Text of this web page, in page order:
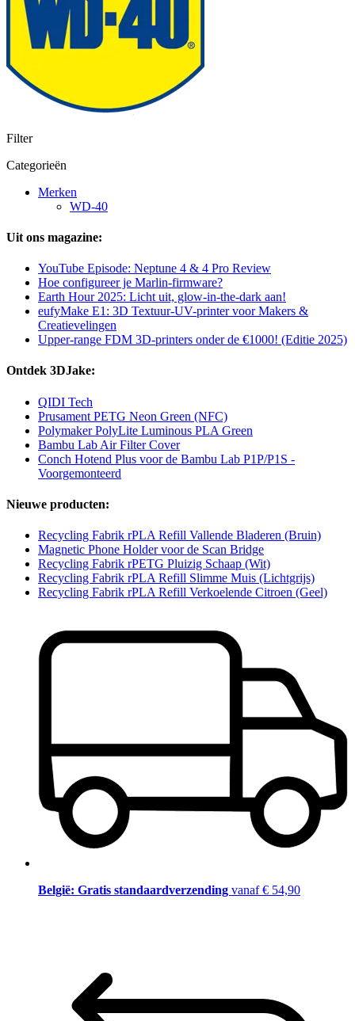
Filter
Categorieën
Merken
WD-40
Uit ons magazine:
YouTube Episode: Neptune 4 & 4 Pro Review
Hoe configureer je Marlin-firmware?
Earth Hour 2025: Licht uit, glow-in-the-dark aan!
eufyMake E1: 3D Textuur-UV-printer voor Makers &
Creatievelingen
Upper-range FDM 3D-printers onder de €1000! (Editie 2025)
Ontdek 3DJake:
QIDI Tech
Prusament PETG Neon Green (NFC)
Polymaker PolyLite Luminous PLA Green
Bambu Lab Air Filter Cover
Conch Hotend Plus voor de Bambu Lab P1P/P1S -
Voorgemonteerd
Nieuwe producten:
Recycling Fabrik rPLA Refill Vallende Bladeren (Bruin)
Magnetic Phone Holder voor de Scan Bridge
Recycling Fabrik rPETG Pluizig Schaap (Wit)
Recycling Fabrik rPLA Refill Slimme Muis (Lichtgrijs)
Recycling Fabrik rPLA Refill Verkoelende Citroen (Geel)
België: Gratis standaardverzending vanaf € 54,90